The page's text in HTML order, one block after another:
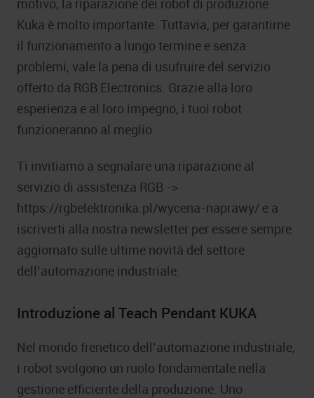
motivo, la riparazione dei robot di produzione
Kuka è molto importante. Tuttavia, per garantirne
il funzionamento a lungo termine e senza
problemi, vale la pena di usufruire del servizio
offerto da RGB Electronics. Grazie alla loro
esperienza e al loro impegno, i tuoi robot
funzioneranno al meglio.
Ti invitiamo a segnalare una riparazione al
servizio di assistenza RGB ->
https://rgbelektronika.pl/wycena-naprawy/ e a
iscriverti alla nostra newsletter per essere sempre
aggiornato sulle ultime novità del settore
dell’automazione industriale.
Introduzione al Teach Pendant KUKA
Nel mondo frenetico dell’automazione industriale,
i robot svolgono un ruolo fondamentale nella
gestione efficiente della produzione. Uno